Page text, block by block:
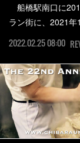
船橋駅南口に
ラン街に、2021
2022.02.25 08:00